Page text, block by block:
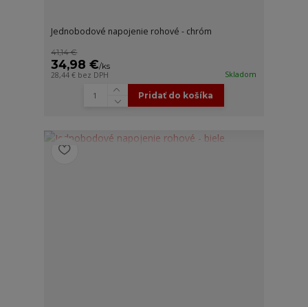
Jednobodové napojenie rohové - chróm
41,14 €
34,98 €/ks
28,44 € bez DPH Skladom
Pridať do košíka